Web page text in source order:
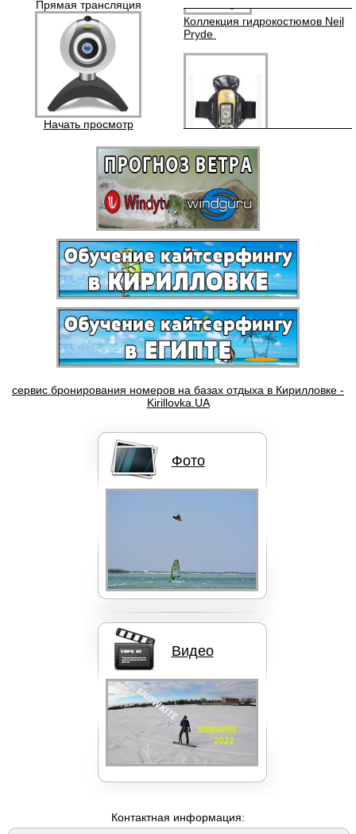
Прямая трансляция
Начать просмотр
Аквапаки (водонепроницаемые
чехлы)
Бордшорты Quik Silver
Кайты F-ONE BANDIT
Кайты Liquid Force
Вейкборды LIQUID FORCE
сервис бронирования номеров на базах отдыха в Кирилловке -
Kirillovka.UA
Фото
Видео
Контактная информация: